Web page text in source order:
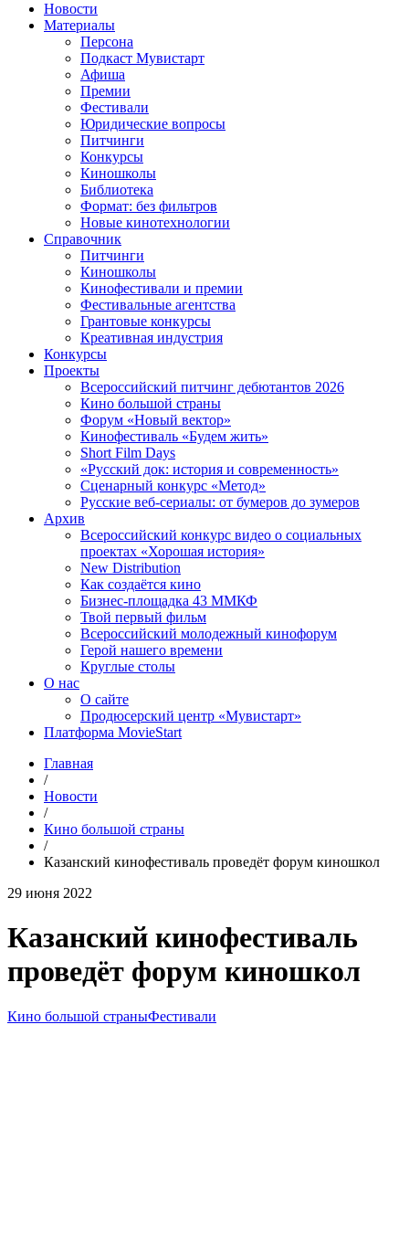
Новости
Материалы
Персона
Подкаст Мувистарт
Афиша
Премии
Фестивали
Юридические вопросы
Питчинги
Конкурсы
Киношколы
Библиотека
Формат: без фильтров
Новые кинотехнологии
Справочник
Питчинги
Киношколы
Кинофестивали и премии
Фестивальные агентства
Грантовые конкурсы
Креативная индустрия
Конкурсы
Проекты
Всероссийский питчинг дебютантов 2026
Кино большой страны
Форум «Новый вектор»
Кинофестиваль «Будем жить»
Short Film Days
«Русский док: история и современность»
Сценарный конкурс «Метод»
Русские веб-сериалы: от бумеров до зумеров
Архив
Всероссийский конкурс видео о социальных
проектах «Хорошая история»
New Distribution
Как создаётся кино
Бизнес-площадка 43 ММКФ
Твой первый фильм
Всероссийский молодежный кинофорум
Герой нашего времени
Круглые столы
О нас
О сайте
Продюсерский центр «Мувистарт»
Платформа MovieStart
Главная
/
Новости
/
Кино большой страны
/
Казанский кинофестиваль проведёт форум киношкол
29 июня 2022
Казанский кинофестиваль
проведёт форум киношкол
Кино большой страныФестивали